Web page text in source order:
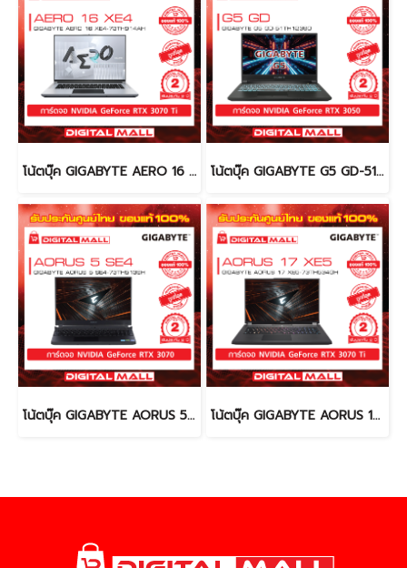
โน้ตบุ๊ค GIGABYTE AERO 16 XE4-73TH914AH (Notebook) โน้ตบุ๊ค GIGABYTE G5 GD-51TH123SO (Notebook)
โน้ตบุ๊ค GIGABYTE AORUS 5 SE4-73TH513SH (Notebook) โน้ตบุ๊ค GIGABYTE AORUS 17 XE5-73TH534GH (Notebook)